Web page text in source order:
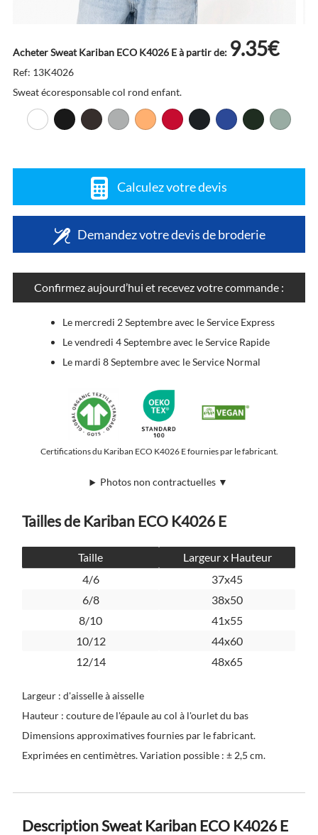
Acheter Sweat Kariban ECO K4026 E à partir de: 9.35€
Ref: 13K4026
Sweat écoresponsable col rond enfant.
Calculez votre devis
Demandez votre devis de broderie
Confirmez aujourd’hui et recevez votre commande :
Le mercredi 2 Septembre avec le Service Express
Le vendredi 4 Septembre avec le Service Rapide
Le mardi 8 Septembre avec le Service Normal
Certifications du Kariban ECO K4026 E fournies par le fabricant.
Photos non contractuelles ▼
Tailles de Kariban ECO K4026 E
Taille
Largeur x Hauteur
4/6
37x45
6/8
38x50
8/10
41x55
10/12
44x60
12/14
48x65
Largeur : d'aisselle à aisselle
Hauteur : couture de l'épaule au col à l'ourlet du bas
Dimensions approximatives fournies par le fabricant.
Exprimées en centimètres. Variation possible : ± 2,5 cm.
Description Sweat Kariban ECO K4026 E